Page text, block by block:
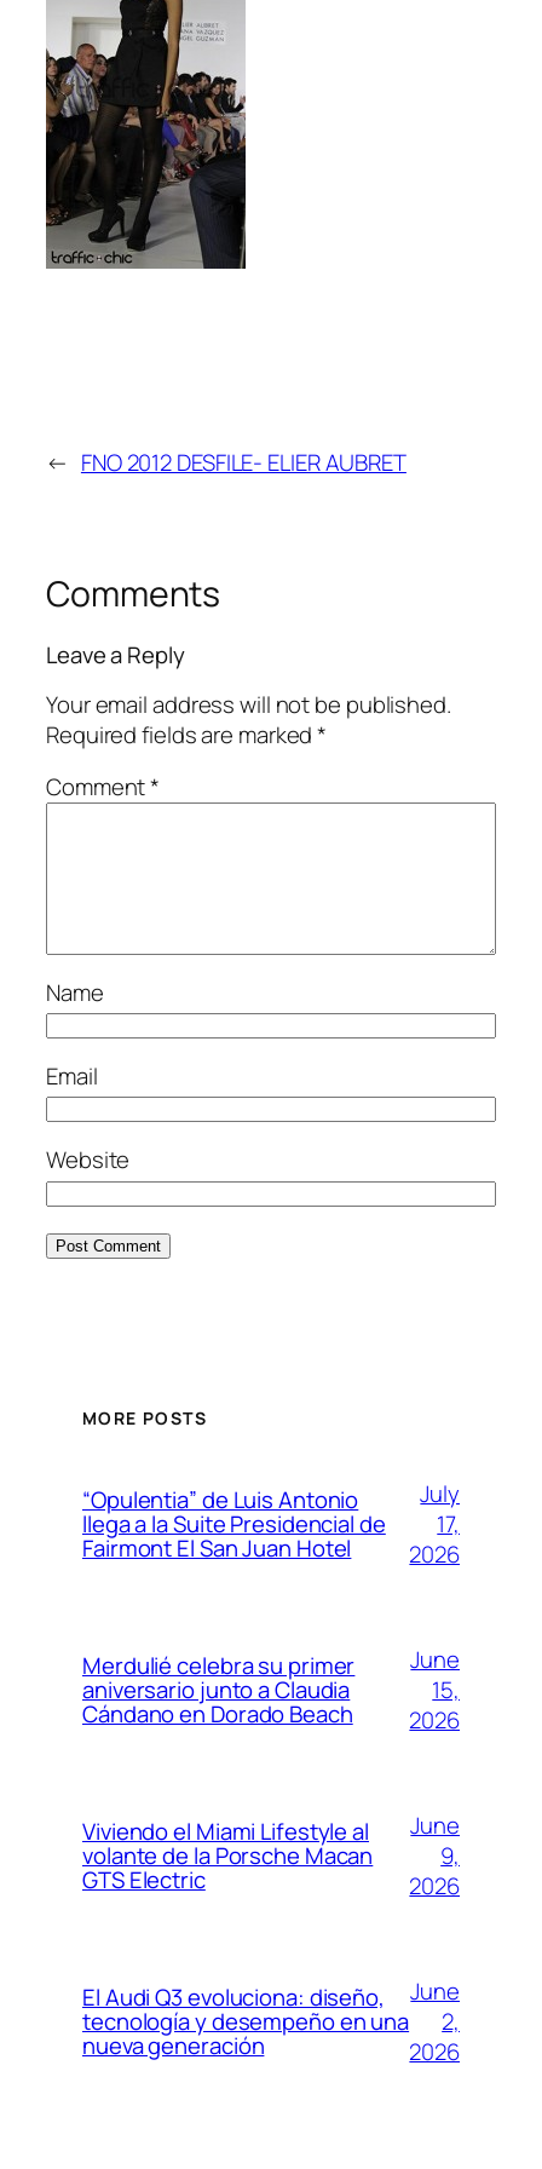
← FNO 2012 DESFILE- ELIER AUBRET
Comments
Leave a Reply
Your email address will not be published.
Required fields are marked*
Comment*
Name
Email
Website
MORE POSTS
“Opulentia” de Luis Antonio
llega a la Suite Presidencial de
Fairmont El San Juan Hotel
July
17,
2026
Merdulié celebra su primer
aniversario junto a Claudia
Cándano en Dorado Beach
June
15,
2026
Viviendo el Miami Lifestyle al
volante de la Porsche Macan
GTS Electric
June
9,
2026
El Audi Q3 evoluciona: diseño,
tecnología y desempeño en una
nueva generación
June
2,
2026